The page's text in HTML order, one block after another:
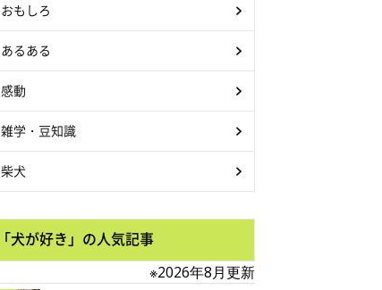
おもしろ
あるある
感動
雑学・豆知識
柴犬
「犬が好き」の人気記事
※2026年8月更新